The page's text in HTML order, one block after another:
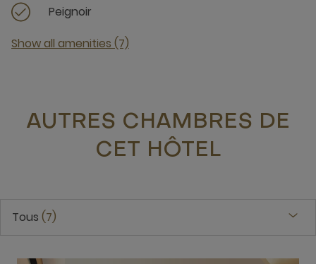
Peignoir
Show all amenities (7)
AUTRES CHAMBRES DE
CET HÔTEL
Tous 7